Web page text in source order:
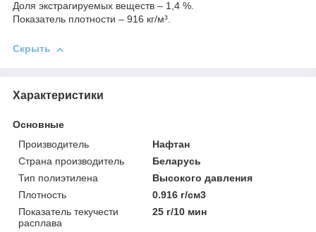
Доля экстрагируемых веществ – 1,4 %.
Показатель плотности – 916 кг/м³.
Скрыть
Характеристики
Основные
Производитель
Нафтан
Страна производитель
Беларусь
Тип полиэтилена
Высокого давления
Плотность
0.916 г/см3
Показатель текучести
расплава
25 г/10 мин